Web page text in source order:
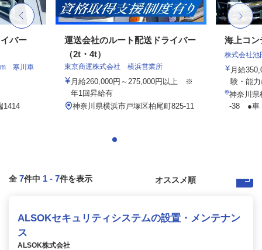
バー
寒川車
1414
運送会社のルート配送ドライバー
（2t・4t）
東京商運株式会社 横浜営業所
月給260,000円～275,000円以上 ※
年1回昇給有
神奈川県横浜市戸塚区柏尾町825-11
海上コン
株式会社池
月給
験・能
神奈川県
-38 ●車
全 7件中 1 - 7件を表示
ALSOKセキュリティシステムの設置・メンテナン
ス
ALSOK株式会社